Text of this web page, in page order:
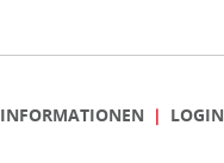
INFORMATIONEN LOGIN